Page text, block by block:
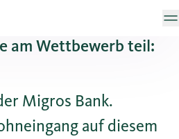
am Wettbewerb teil:
Migros Bank.
auf diesem